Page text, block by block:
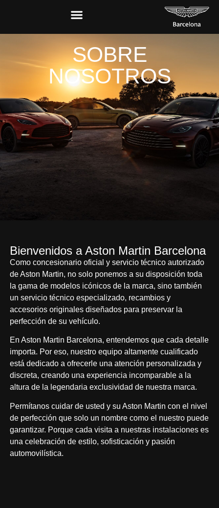
SOBRE
NOSOTROS
Bienvenidos a Aston Martin Barcelona
Como concesionario oficial y servicio técnico autorizado
de Aston Martin, no solo ponemos a su disposición toda
la gama de modelos icónicos de la marca, sino también
un servicio técnico especializado, recambios y
accesorios originales diseñados para preservar la
perfección de su vehículo.
En Aston Martin Barcelona, entendemos que cada detalle
importa. Por eso, nuestro equipo altamente cualificado
está dedicado a ofrecerle una atención personalizada y
discreta, creando una experiencia incomparable a la
altura de la legendaria exclusividad de nuestra marca.
Permítanos cuidar de usted y su Aston Martin con el nivel
de perfección que solo un nombre como el nuestro puede
garantizar. Porque cada visita a nuestras instalaciones es
una celebración de estilo, sofisticación y pasión
automovilística.